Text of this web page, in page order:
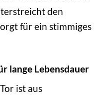
den
für ein stimmiges
lange Lebensdauer
ist aus